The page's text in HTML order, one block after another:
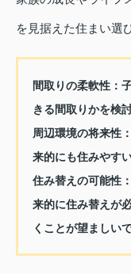
を見据えた住まい選
間取りの柔軟性：
きる間取りかを検
周辺環境の将来性：
来的にも住みやす
住み替えの可能性：
来的に住み替えが
くことが望ましいで